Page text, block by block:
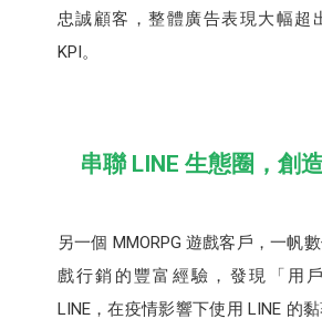
忠誠顧客，整體廣告表現大幅超
KPI。
串聯 LINE 生態圈，創
另一個 MMORPG 遊戲客戶，一帆
戲行銷的豐富經驗，發現「用
LINE，在疫情影響下使用 LINE 的